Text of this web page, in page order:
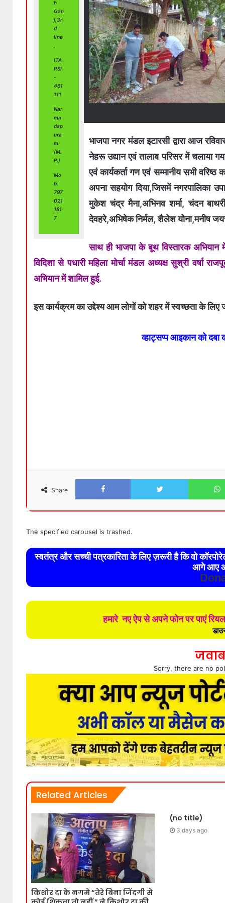
h
Gan
j,3r
d
line
ITA
RSI
-
461
111
Nar
ma
dap
ura
m
(M.
P.)
Mo
b.
797
021
181
7
भाजपा नगर मंडल इटारसी द्वारा आज
नेहरू उद्यान एवं तालाब परिसर में चलाया
एवं कार्यकर्ता गण एवं सम्मानीय सभी
अपना सहयोग दिया,जिसमें नगरपालिका
मुकेश चंद्र मैना,अभिनव शर्मा, चंदन
देवहरे,अभिषेक निर्मल, शैलेश योना,मनीष
साथ ही भाजपा के बूथ विस्तारक अभियान
विदिशा से पधारी महिला मोर्चा मंडल अध्यक्ष सुश्री वर्षा
अभियान में शामिल हुई.
इस कार्यक्रम का उद्देश्य आम लोगों को शहर में स्वच्छता के
व्हाट्सप्प आइकान को
Share
Facebook Twitter
The specified carousel is trashed.
स्वतंत्र और सच्ची पत्रकारिता के लिए ज़रूरी है कि वो
आगे आए
हमारे नए ऐप से अपने फोन पर पाएं
Sorry, there are no
Related Articles
किशोर दा के नगमे “तेरे बिना जिंदगी से
(no title)
3 days ago